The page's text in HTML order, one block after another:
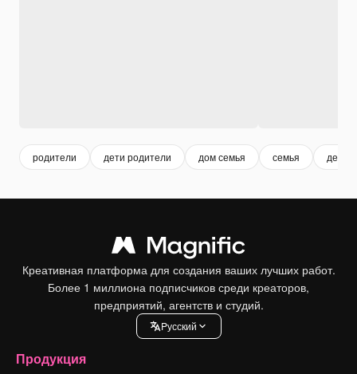
родители дети родители дом семья семья дети
Креативная платформа для создания ваших лучших работ.
Более 1 миллиона подписчиков среди креаторов,
предприятий, агентств и студий.
Pусский
Продукция